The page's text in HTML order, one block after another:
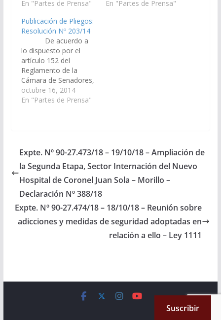
Cámara N° 204/14, se
publicación en el día de
la fecha, en el Boletín
Oficial, de los Pliegos
enviados por el Poder
Ejecutivo proponiendo
a:…
En "Partes de Prensa"
Cámara N° 241/14, se
En "Partes de Prensa"
Publicación de Pliegos:
Resolución Nº 203/14
De acuerdo a
lo dispuesto por el
artículo 152 del
Reglamento de la
Cámara de Senadores,
y a la Resolución de
Cámara N° 203/14, se
Oficial, de los Pliegos
enviados por…
octubre 16, 2014
En "Partes de Prensa"
Expte. Nº 90-27.473/18 – 19/10/18 – Ampliación de
la Segunda Etapa, Sector Internación del Nuevo
Hospital de Coronel Juan Sola – Morillo –
Declaración Nº 388/18
Expte. Nº 90-27.474/18 – 18/10/18 – Reunión sobre
adicciones y medidas de seguridad adoptadas en
relación a ello – Ley 1111
. All rights reserved.
Suscribir